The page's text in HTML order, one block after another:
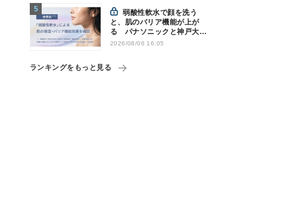
弱酸性軟水で顔を洗う
と、肌のバリア機能が上が
る パナソニックと神戸大が
確認
2026/08/06 16:05
ランキングをもっと見る